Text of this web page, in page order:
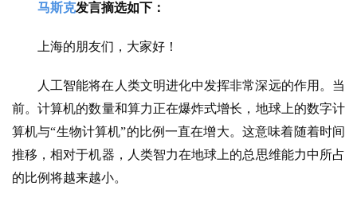
马斯克发言摘选如下：
上海的朋友们，大家好！
人工智能将在人类文明进化中发挥非常深远的作用。当
前。计算机的数量和算力正在爆炸式增长，地球上的数字计
算机与“生物计算机”的比例一直在增大。这意味着随着时间
推移，相对于机器，人类智力在地球上的总思维能力中所占
的比例将越来越小。